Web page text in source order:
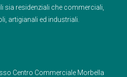
sia residenziali che commerciali,
artigianali ed industriali.
Centro Commerciale Morbella